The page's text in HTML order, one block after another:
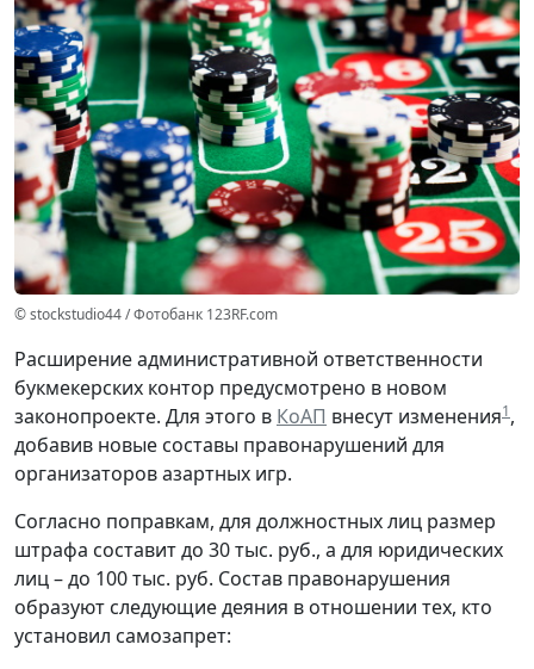
© stockstudio44 / Фотобанк 123RF.com
Расширение административной ответственности
букмекерских контор предусмотрено в новом
законопроекте. Для этого в КоАП внесут изменения1,
добавив новые составы правонарушений для
организаторов азартных игр.
Согласно поправкам, для должностных лиц размер
штрафа составит до 30 тыс. руб., а для юридических
лиц – до 100 тыс. руб. Состав правонарушения
образуют следующие деяния в отношении тех, кто
установил самозапрет: